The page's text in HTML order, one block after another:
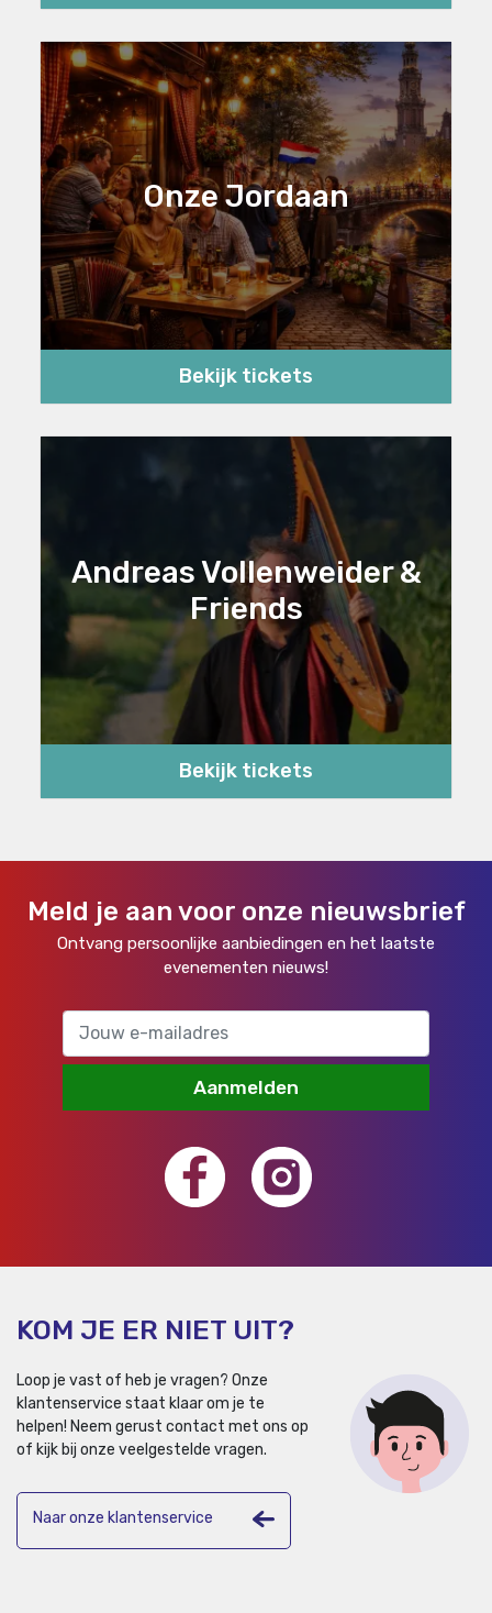
Onze Jordaan
Bekijk tickets
Andreas Vollenweider &
Friends
Bekijk tickets
Meld je aan voor onze nieuwsbrief
Ontvang persoonlijke aanbiedingen en het laatste
evenementen nieuws!
Aanmelden
KOM JE ER NIET UIT?
Loop je vast of heb je vragen? Onze
klantenservice staat klaar om je te
helpen! Neem gerust contact met ons op
of kijk bij onze veelgestelde vragen.
Naar onze klantenservice